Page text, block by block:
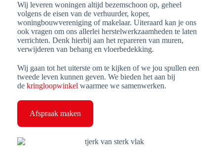
Wij leveren woningen altijd bezemschoon op, geheel
volgens de eisen van de verhuurder, koper,
woningbouwvereniging of makelaar. Uiteraard kan je ons
ook vragen om ons allerlei herstelwerkzaamheden te laten
verrichten. Denk hierbij aan het repareren van muren,
verwijderen van behang en vloerbedekking.
Wij gaan tot het uiterste om te kijken of we jou spullen een
tweede leven kunnen geven. We bieden het aan bij
de kringloopwinkel waarmee we samenwerken.
Afspraak maken